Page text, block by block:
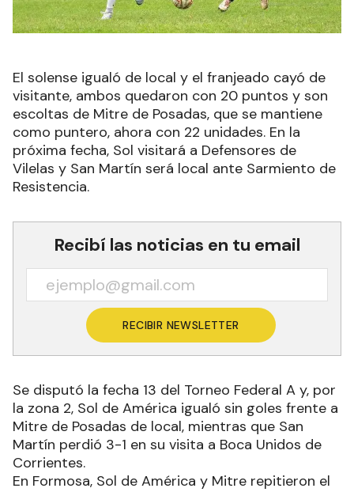
El solense igualó de local y el franjeado cayó de
visitante, ambos quedaron con 20 puntos y son
escoltas de Mitre de Posadas, que se mantiene
como puntero, ahora con 22 unidades. En la
próxima fecha, Sol visitará a Defensores de
Vilelas y San Martín será local ante Sarmiento de
Resistencia.
Recibí las noticias en tu email
RECIBIR NEWSLETTER
Se disputó la fecha 13 del Torneo Federal A y, por
la zona 2, Sol de América igualó sin goles frente a
Mitre de Posadas de local, mientras que San
Martín perdió 3-1 en su visita a Boca Unidos de
Corrientes.
En Formosa, Sol de América y Mitre repitieron el